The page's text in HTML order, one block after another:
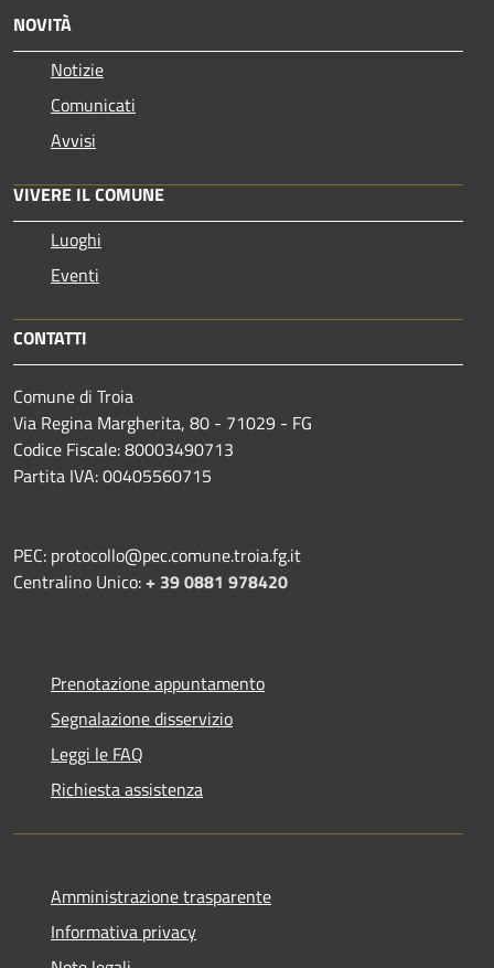
NOVITÀ
Notizie
Comunicati
Avvisi
VIVERE IL COMUNE
Luoghi
Eventi
CONTATTI
Comune di Troia
Via Regina Margherita, 80 - 71029 - FG
Codice Fiscale: 80003490713
Partita IVA: 00405560715
PEC: protocollo@pec.comune.troia.fg.it
Centralino Unico:+ 39 0881 978420
Prenotazione appuntamento
Segnalazione disservizio
Leggi le FAQ
Richiesta assistenza
Amministrazione trasparente
Informativa privacy